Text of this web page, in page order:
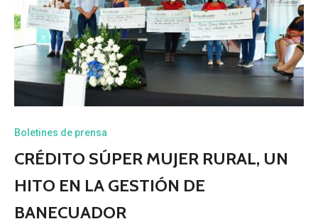
Boletines de prensa
CRÉDITO SÚPER MUJER RURAL, UN
HITO EN LA GESTIÓN DE
BANECUADOR